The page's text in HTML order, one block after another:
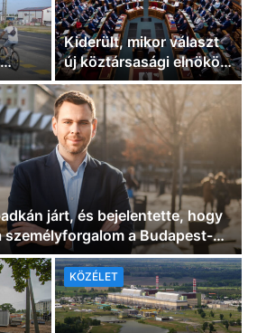
járt, és bejelentette, hogy
személyforgalom a Budapest-
Kiderült, mikor választ
új köztársasági elnököt
az Országgyűlés
KÖZÉLET